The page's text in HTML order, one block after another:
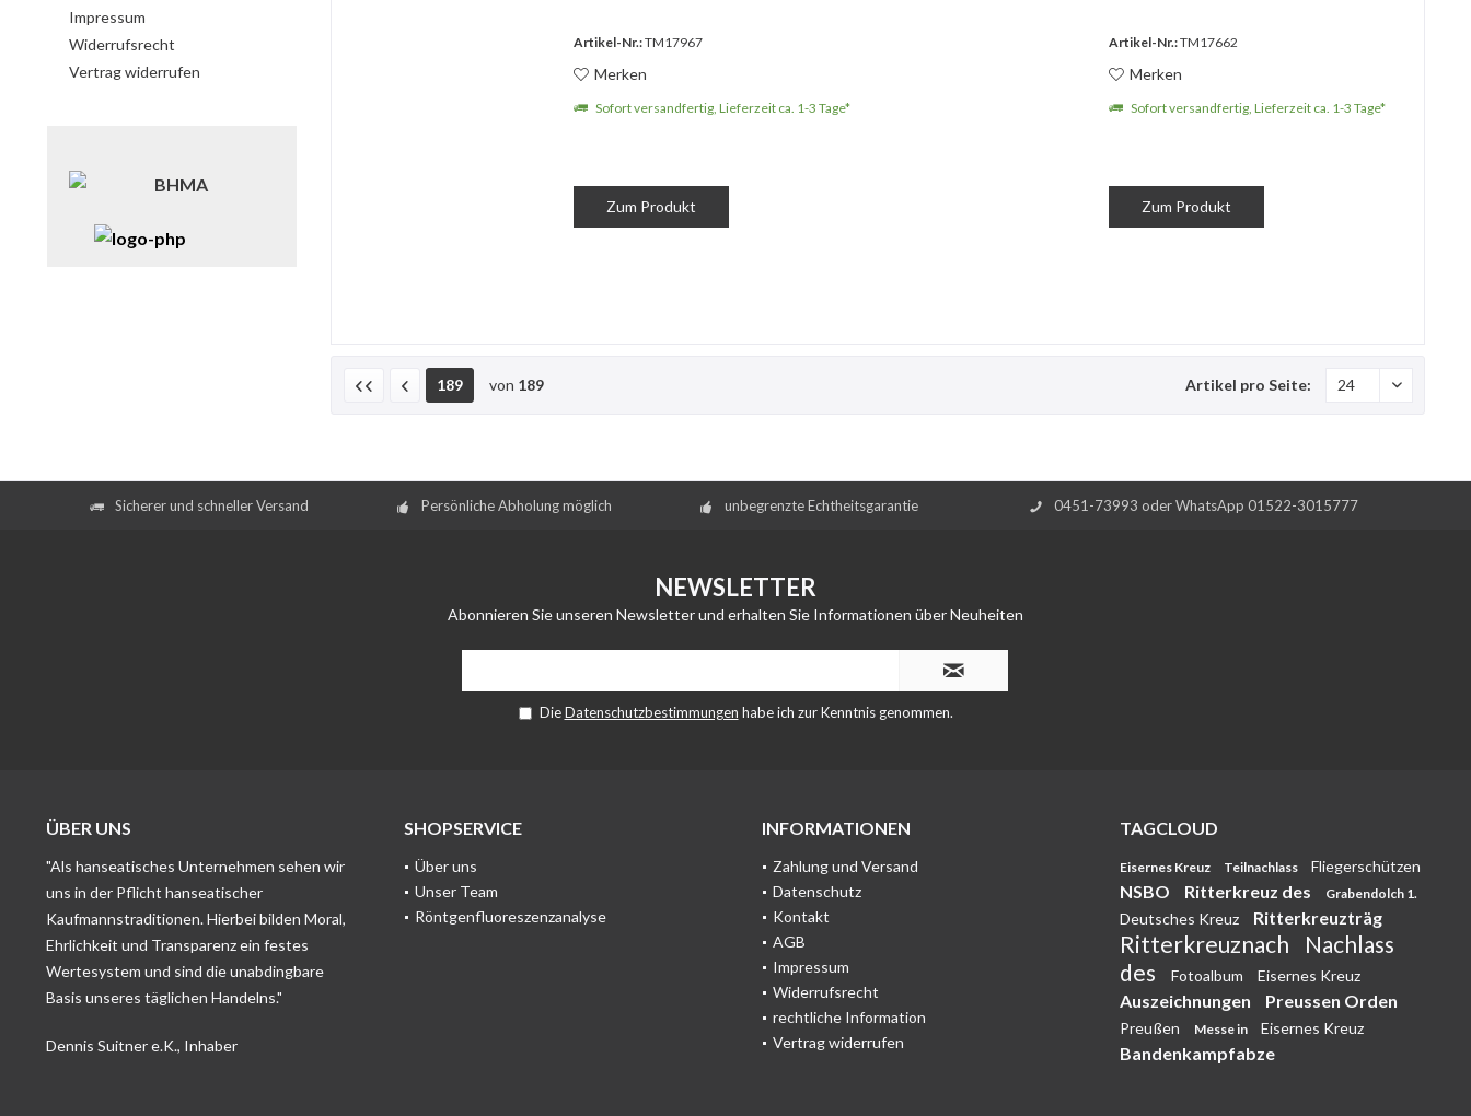
Impressum
Widerrufsrecht
Vertrag widerrufen
Artikel-Nr.:TM17967
Merken
Sofort versandfertig, Lieferzeit ca. 1-3 Tage*
Zum Produkt
Artikel-Nr.:TM17662
Merken
Sofort versandfertig, Lieferzeit ca. 1-3 Tage*
Zum Produkt
189 von 189 Artikel pro Seite:
Sicherer und schneller Versand Persönliche Abholung möglich unbegrenzte Echtheitsgarantie 0451-73993 oder WhatsApp 01522-3015777
NEWSLETTER
Abonnieren Sie unseren Newsletter und erhalten Sie Informationen über Neuheiten
DieDatenschutzbestimmungen habe ich zur Kenntnis genommen.
ÜBER UNS
"Als hanseatisches Unternehmen sehen wir
uns in der Pflicht hanseatischer
Kaufmannstraditionen. Hierbei bilden Moral,
Ehrlichkeit und Transparenz ein festes
Wertesystem und sind die unabdingbare
Basis unseres täglichen Handelns."
Dennis Suitner e.K., Inhaber
SHOPSERVICE
Über uns
Unser Team
Röntgenfluoreszenzanalyse
INFORMATIONEN
Zahlung und Versand
Datenschutz
Kontakt
AGB
Impressum
Widerrufsrecht
rechtliche Information
Vertrag widerrufen
TAGCLOUD
Eisernes Kreuz Teilnachlass Fliegerschützen
NSBO Ritterkreuz des Grabendolch 1.
Deutsches Kreuz Ritterkreuzträg
Ritterkreuznach
Nachlass
des
Fotoalbum Eisernes Kreuz
Auszeichnungen Preussen Orden
Preußen Messe in Eisernes Kreuz
Bandenkampfabze